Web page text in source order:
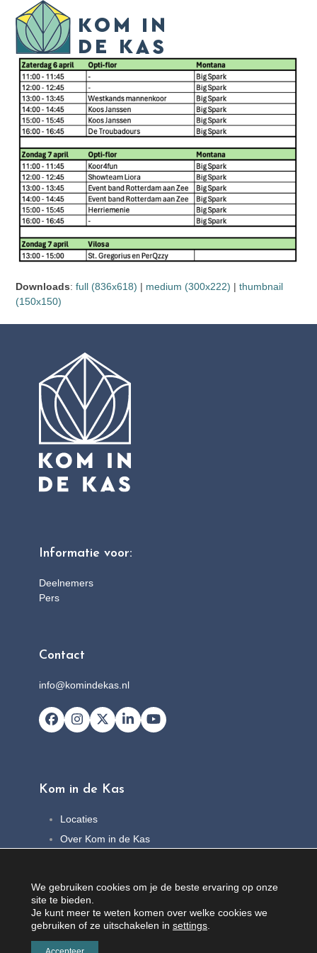
content
Open
mobile
menu
Close
mobile
menu
Downloads:full (836x618) | medium (300x222) |thumbnail
(150x150)
Informatie voor:
Deelnemers
Pers
Contact
info@komindekas.nl
Facebook
Instagram
X LinkedInYouTube
Kom in de Kas
Locaties
Over Kom in de Kas
Contact
We gebruiken cookies om je de beste ervaring op onze
site te bieden.
Je kunt meer te weten komen over welke cookies we
gebruiken of ze uitschakelen in settings